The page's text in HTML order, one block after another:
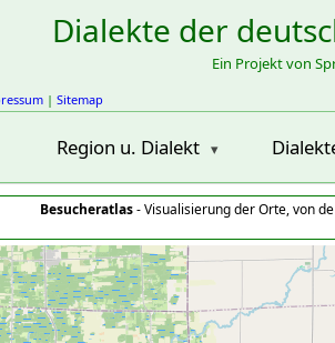
Dialekte der
Ein Projekt von
| Sitemap
Region u. Dialekt
Besucheratlas- Visualisierung der Orte, von